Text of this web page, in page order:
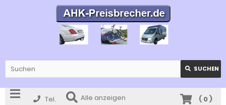
SUCHEN
Tel. Alle anzeigen ( 0)